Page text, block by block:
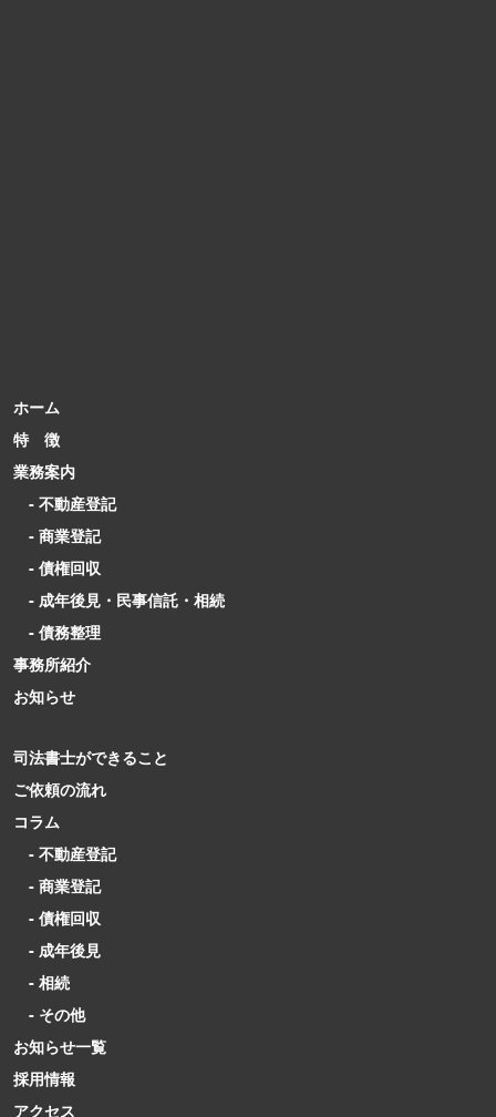
ホーム
特 徴
業務案内
- 不動産登記
- 商業登記
- 債権回収
- 成年後見・民事信託・相続
- 債務整理
事務所紹介
お知らせ
司法書士ができること
ご依頼の流れ
コラム
- 不動産登記
- 商業登記
- 債権回収
- 成年後見
- 相続
- その他
お知らせ一覧
採用情報
アクセス